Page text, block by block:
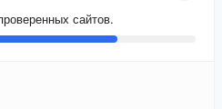
сайтов.